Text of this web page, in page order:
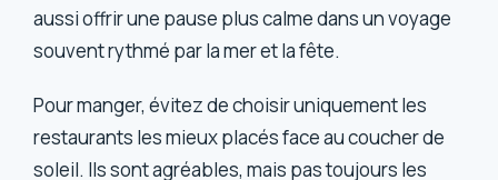
aussi offrir une pause plus calme dans un voyage
souvent rythmé par la mer et la fête.
Pour manger, évitez de choisir uniquement les
restaurants les mieux placés face au coucher de
soleil. Ils sont agréables, mais pas toujours les